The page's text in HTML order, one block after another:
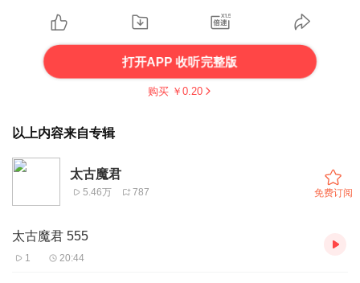
打开APP 收听完整版
购买 ￥ 0.20
以上内容来自专辑
太古魔君
5.46万 787 免费订阅
太古魔君 555
1 20:44